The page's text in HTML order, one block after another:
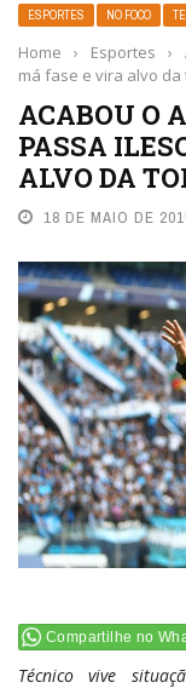
ESPORTES NO FOCO
Home › Esportes ›
má fase e vira alvo da
ACABOU O
PASSA
ALVO DA
18 DE MAIO DE
Compartilhe no
Técnico vive